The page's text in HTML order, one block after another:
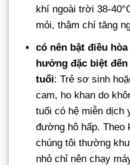
khí ngoài trời 38-
mỏi, thậm chí tăng
có nên bật điều hòa
hưởng đặc biệt
tuổi: Trẻ sơ sinh
cam, ho khan do
tuổi có hệ miễn dịch
đường hô hấp. Theo
chúng tôi thường
nhỏ chỉ nên chạy